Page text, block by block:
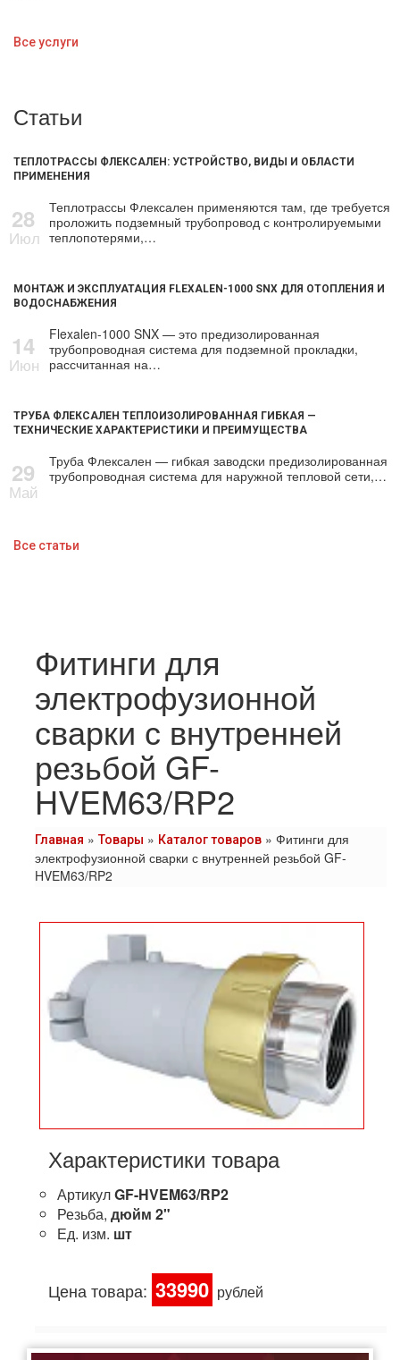
Все услуги
Статьи
ТЕПЛОТРАССЫ ФЛЕКСАЛЕН: УСТРОЙСТВО, ВИДЫ И ОБЛАСТИ
ПРИМЕНЕНИЯ
28
Июл
Теплотрассы Флексален применяются там, где требуется
проложить подземный трубопровод с контролируемыми
теплопотерями,…
МОНТАЖ И ЭКСПЛУАТАЦИЯ FLEXALEN-1000 SNX ДЛЯ ОТОПЛЕНИЯ И
ВОДОСНАБЖЕНИЯ
14
Июн
Flexalen-1000 SNX — это предизолированная
трубопроводная система для подземной прокладки,
рассчитанная на…
ТРУБА ФЛЕКСАЛЕН ТЕПЛОИЗОЛИРОВАННАЯ ГИБКАЯ —
ТЕХНИЧЕСКИЕ ХАРАКТЕРИСТИКИ И ПРЕИМУЩЕСТВА
29
Май
Труба Флексален — гибкая заводски предизолированная
трубопроводная система для наружной тепловой сети,…
Все статьи
Фитинги для
электрофузионной
сварки с внутренней
резьбой GF-
HVEM63/RP2
Главная »Товары » Каталог товаров » Фитинги для
электрофузионной сварки с внутренней резьбой GF-
HVEM63/RP2
Характеристики товара
АртикулGF-HVEM63/RP2
Резьба, дюйм 2"
Ед. изм. шт
Цена товара: 33990 рублей